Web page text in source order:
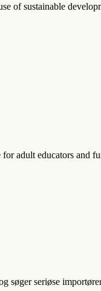
of sustainable
adult educators and
søger seriøse